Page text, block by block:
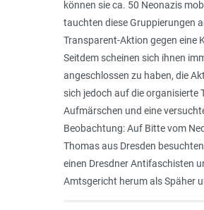
können sie ca. 50 Neonazis
tauchten diese Gruppierungen
Transparent-Aktion gegen eine
Seitdem scheinen sich ihnen
angeschlossen zu haben, die
sich jedoch auf die organisierte
Aufmärschen und eine
Beobachtung: Auf Bitte vom
Thomas aus Dresden
einen Dresdner Antifaschisten
Amtsgericht herum als Späher